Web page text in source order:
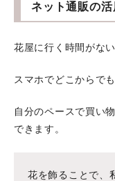
ネット通販の活
花屋に行く時間がな
スマホでどこからで
自分のペースで買い
できます。
花を飾ることで、